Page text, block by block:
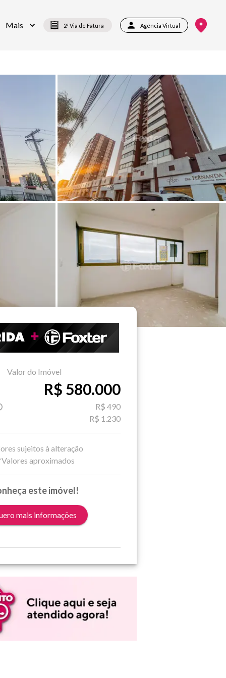
Mais 2ª Via de Fatura Agência Virtual
Valor do Imóvel
R$ 580.000
R$ 490
R$ 1.230
sujeitos à alteração
aproximados
este imóvel!
mais informações